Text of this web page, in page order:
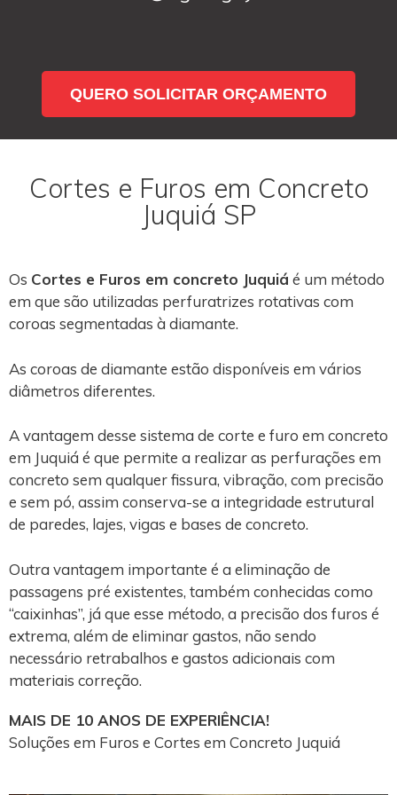
QUERO SOLICITAR ORÇAMENTO
Cortes e Furos em Concreto
Juquiá SP
Os Cortes e Furos em concreto Juquiá é um método
em que são utilizadas perfuratrizes rotativas com
coroas segmentadas à diamante.
As coroas de diamante estão disponíveis em vários
diâmetros diferentes.
A vantagem desse sistema de corte e furo em concreto
em Juquiá é que permite a realizar as perfurações em
concreto sem qualquer fissura, vibração, com precisão
e sem pó, assim conserva-se a integridade estrutural
de paredes, lajes, vigas e bases de concreto.
Outra vantagem importante é a eliminação de
passagens pré existentes, também conhecidas como
“caixinhas”, já que esse método, a precisão dos furos é
extrema, além de eliminar gastos, não sendo
necessário retrabalhos e gastos adicionais com
materiais correção.
MAIS DE 10 ANOS DE EXPERIÊNCIA!
Soluções em Furos e Cortes em Concreto Juquiá